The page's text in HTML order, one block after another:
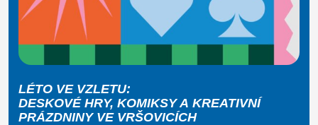
LÉTO VE VZLETU:
DESKOVÉ HRY, KOMIKSY A KREATIVNÍ
PRÁZDNINY VE VRŠOVICÍCH